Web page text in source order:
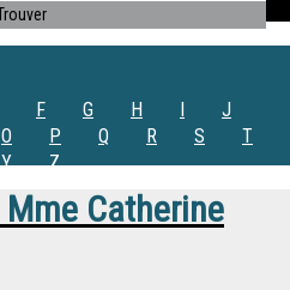
F G H I
J
O P Q R S
T
Y Z
Mme Catherine